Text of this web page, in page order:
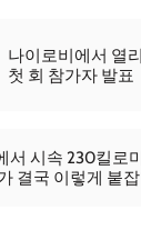
나이로비에서 열
첫 회 참가자 발표
서 시속 230킬로
결국 이렇게 붙